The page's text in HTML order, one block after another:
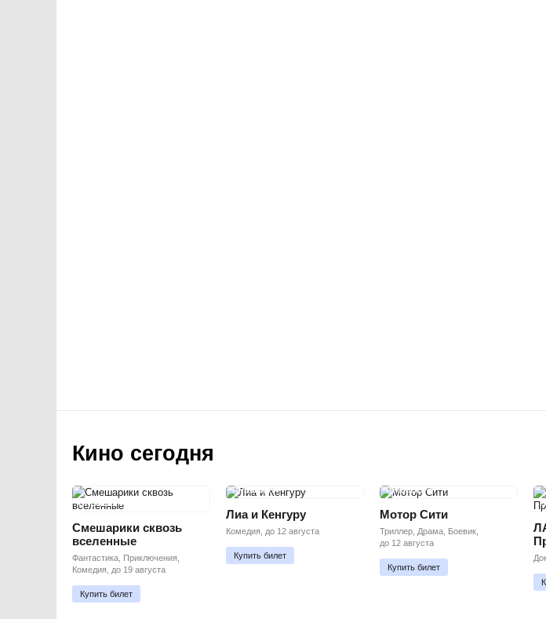
Кино сегодня
ПРЕМЬЕРА
Смешарики сквозь
вселенные
Фантастика, Приключения,
Комедия, до 19 августа
Купить билет
ПРЕМЬЕРА
Лиа и Кенгуру
Комедия, до 12 августа
Купить билет
ПРЕМЬЕРА
Мотор Сити
Триллер, Драма, Боевик,
до 12 августа
Купить билет